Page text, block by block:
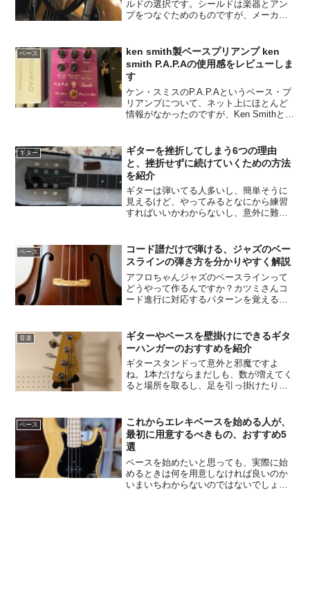
ルドの選択です。シールドは楽器とアン
プをつなぐためのものですが、メーカー
と、おすすめのシールドを紹介したいと
思います。
ベース
ken smith製ベースプリアンプ ken
smith P.A.P.Aの使用感をレビューしま
す
ケン・スミスのP.A.P.Aというベース・プ
リアンプについて、ネット上にほとんど
情報がなかったのですが、Ken Smithとい
MXR M80）と違うキャラクターのもの
が...
ギター
ギターを挫折してしまう6つの理由
と、挫折せずに続けていくための方法
を紹介
ギターは弾いてる人多いし、簡単そうに
見えるけど、やってみるとなにから練習
すればいいかわからないし、意外に難し
なりたい。この記事ではギターを始めて
みたけど、挫折しそうなひとへ挫折せず
に続けていくためのコツをお話ししま
す。
ベース
コード譜だけで弾ける、ジャズのベー
スラインの弾き方を分かりやすく解説
アフロちゃんジャズのベースラインって
どうやって作るんですか？カツミさんコ
ード進行に対応するパターンを覚える
えますか？カツミさん了解です。ここか
ら詳しく解説します。アフロ...
音楽
ギターやベースを壁掛けにできるギタ
ーハンガーのおすすめを紹介
ギタースタンドって意外と邪魔ですよ
ね。1本だけならまだしも、数が増えてく
ると場所を取るし、足を引っ掛けたりし
けて、ギターやベースを吊るしておくこ
とができるので部屋がすっ...
ベース
これからエレキベースを始める人が、
最初に用意するべきもの、おすすめ5
選
ベースを始めたいと思っても、実際に始
めるときは何を用意しなければ良いのか
いまいちわからないのではないでしょう